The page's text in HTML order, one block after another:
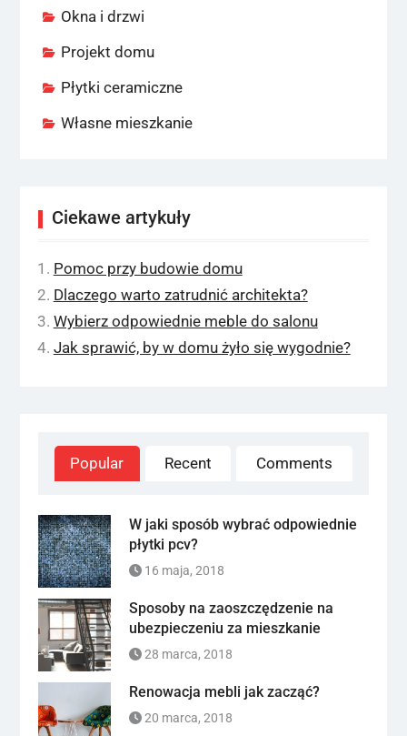
Okna i drzwi
Projekt domu
Płytki ceramiczne
Własne mieszkanie
Ciekawe artykuły
Pomoc przy budowie domu
Dlaczego warto zatrudnić architekta?
Wybierz odpowiednie meble do salonu
Jak sprawić, by w domu żyło się wygodnie?
Popular Recent Comments
W jaki sposób wybrać odpowiednie
płytki pcv?
16 maja, 2018
Sposoby na zaoszczędzenie na
ubezpieczeniu za mieszkanie
28 marca, 2018
Renowacja mebli jak zacząć?
20 marca, 2018